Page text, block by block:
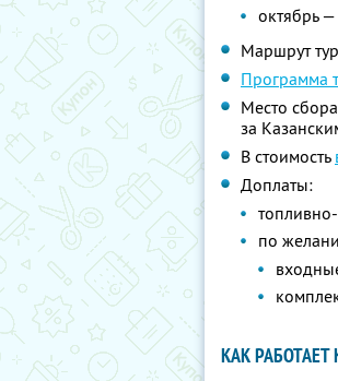
октябрь —
Маршрут
Программа
Место
за
В стоимость
Доплаты:
по
КАК РАБОТАЕТ